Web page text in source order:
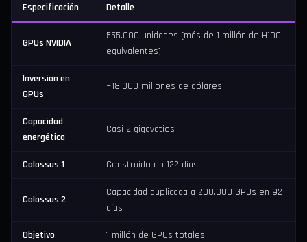
Especificación Detalle
GPUs NVIDIA
555.000 unidades (más de 1 millón de H100
equivalentes)
Inversión en
GPUs
~18.000 millones de dólares
Capacidad
energética
Casi 2 gigavatios
Colossus 1 Construido en 122 días
Colossus 2
Capacidad duplicada a 200.000 GPUs en 92
días
Objetivo 1 millón de GPUs totales